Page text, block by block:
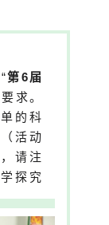
第6届
求。
的科
活动
请注
探究